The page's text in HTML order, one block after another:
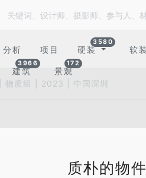
分析 项目 硬装
3580
软装
建筑
3966
景观
172
物质组 | 2023 | 中国深圳
质朴的物